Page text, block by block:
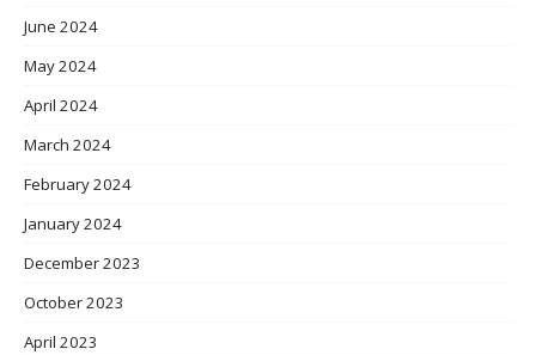
June 2024
May 2024
April 2024
March 2024
February 2024
January 2024
December 2023
October 2023
April 2023